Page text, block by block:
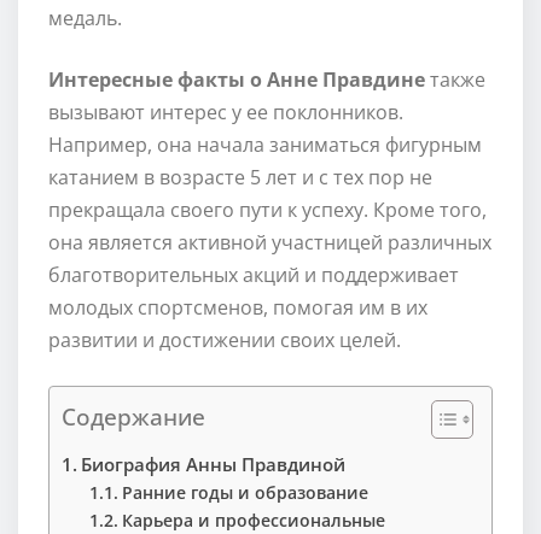
медаль.
Интересные факты о Анне Правдинетакже
вызывают интерес у ее поклонников.
Например, она начала заниматься фигурным
катанием в возрасте 5 лет и с тех пор не
прекращала своего пути к успеху. Кроме того,
она является активной участницей различных
благотворительных акций и поддерживает
молодых спортсменов, помогая им в их
развитии и достижении своих целей.
Содержание
Биография Анны Правдиной
Ранние годы и образование
Карьера и профессиональные